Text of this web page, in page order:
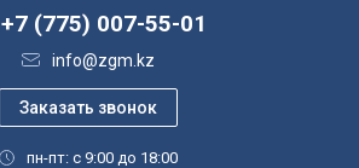
+7 (775) 007-55-01
info@zgm.kz
пн-пт: с 9:00 до 18:00